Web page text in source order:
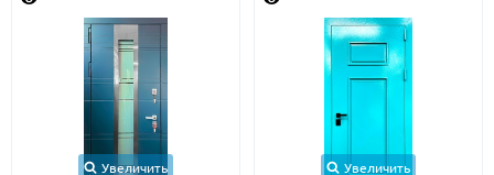
Увеличить Увеличить